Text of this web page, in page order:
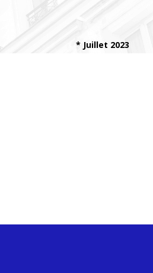
* Juillet 2023